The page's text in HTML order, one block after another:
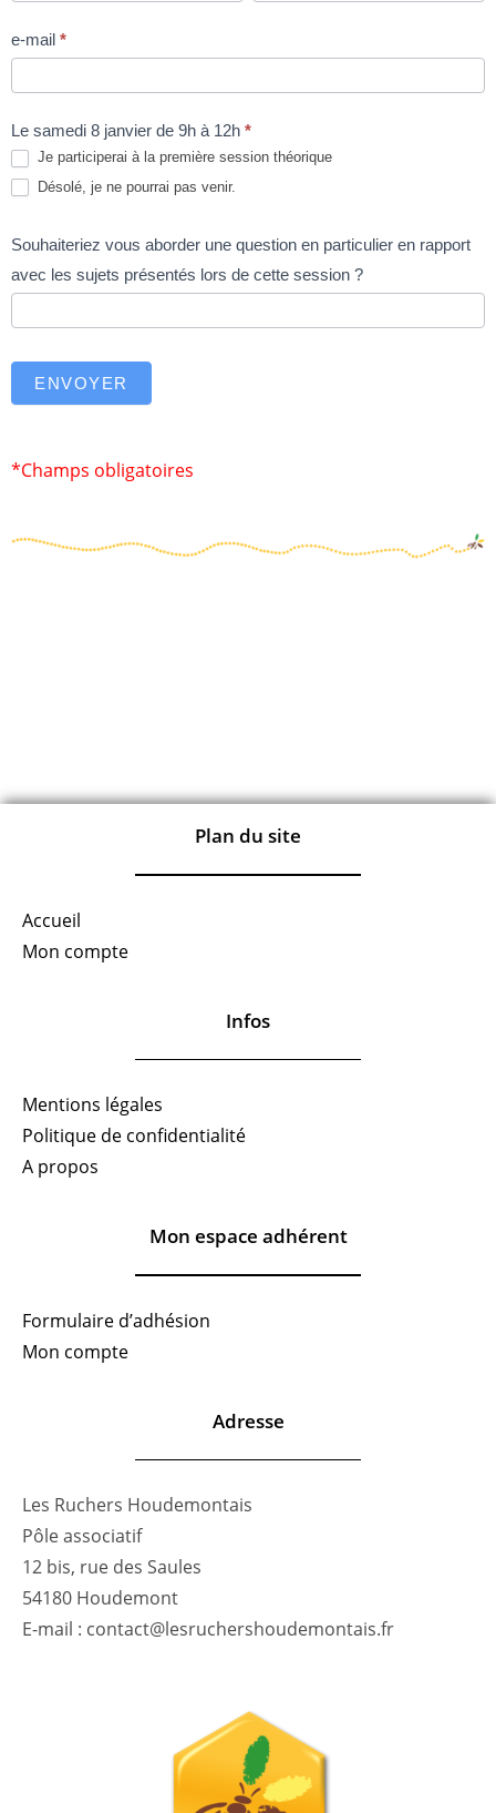
première
e-mail *
Le samedi 8 janvier de 9h à 12h *
Je participerai à la première session théorique
Désolé, je ne pourrai pas venir.
Souhaiteriez vous aborder une question en particulier en rapport
avec les sujets présentés lors de cette session ?
ENVOYER
*Champs obligatoires
Plan du site
Accueil
Mon compte
Infos
Mentions légales
Politique de confidentialité
A propos
Mon espace adhérent
Formulaire d’adhésion
Mon compte
Adresse
Les Ruchers Houdemontais
Pôle associatif
12 bis, rue des Saules
54180 Houdemont
E-mail : contact@lesruchershoudemontais.fr